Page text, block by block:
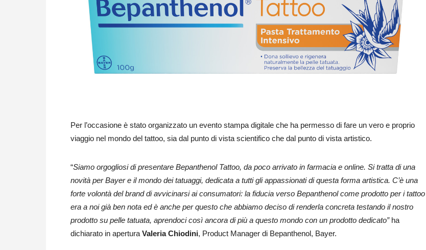
Per l’occasione è stato organizzato un evento stampa digitale che ha permesso di fare un vero e proprio
viaggio nel mondo del tattoo, sia dal punto di vista scientifico che dal punto di vista artistico.
“Siamo orgogliosi di presentare Bepanthenol Tattoo, da poco arrivato in farmacia e online. Si tratta di una
novità per Bayer e il mondo dei tatuaggi, dedicata a tutti gli appassionati di questa forma artistica. C’è una
forte volontà del brand di avvicinarsi ai consumatori: la fiducia verso Bepanthenol come prodotto per i tattoo
era a noi già ben nota ed è anche per questo che abbiamo deciso di renderla concreta testando il nostro
prodotto su pelle tatuata, aprendoci così ancora di più a questo mondo con un prodotto dedicato” ha
dichiarato in apertura Valeria Chiodini, Product Manager di Bepanthenol, Bayer.